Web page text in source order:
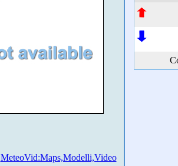
MeteoVid:Maps,Modelli,Video